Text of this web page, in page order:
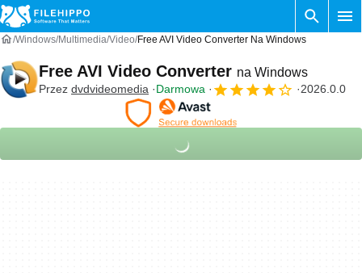
Windows Multimedia Video Free AVI Video Converter Na Windows
Free AVI Video Converter na Windows
Przez dvdvideomedia Darmowa 2026.0.0